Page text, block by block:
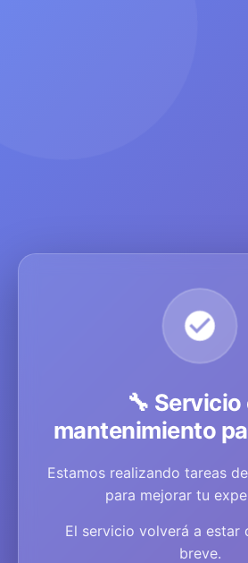
🔧 Servicio
mantenimiento
Estamos realizando tareas
para mejorar tu
El servicio volverá a estar
breve.